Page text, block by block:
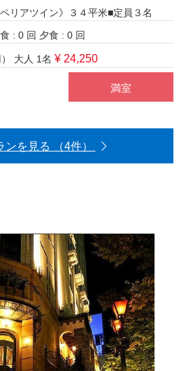
リアツイン》３４平米■定員３名
: 0 回 夕食 : 0 回
大人 1名 ¥ 24,250
満室
を見る （4件）